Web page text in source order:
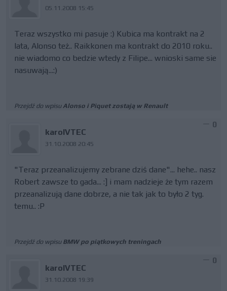
05.11.2008 15:45
Teraz wszystko mi pasuje :) Kubica ma kontrakt na 2
lata, Alonso też.. Raikkonen ma kontrakt do 2010 roku..
nie wiadomo co bedzie wtedy z Filipe... wnioski same sie
nasuwają...:)
Przejdź do wpisuAlonso i Piquet zostają w Renault
karolVTEC
31.10.2008 20:45
0
"Teraz przeanalizujemy zebrane dziś dane"... hehe.. nasz
Robert zawsze to gada... :] i mam nadzieje że tym razem
przeanalizują dane dobrze, a nie tak jak to było 2 tyg.
temu.. :P
Przejdź do wpisu BMW po piątkowych treningach
karolVTEC
31.10.2008 19:39
0